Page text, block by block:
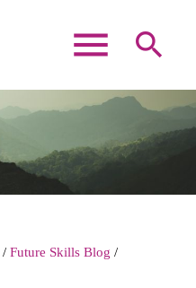
menu search
SUCHEN
Future Skills Blog